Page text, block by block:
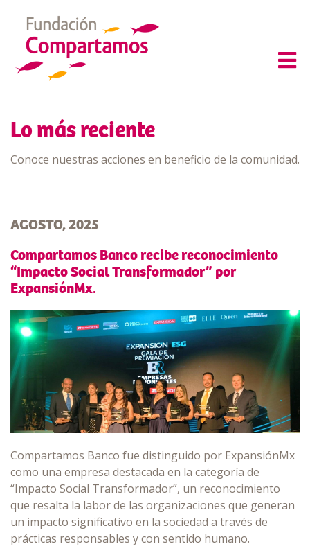
Lo más reciente
Conoce nuestras acciones en beneficio de la comunidad.
AGOSTO, 2025
Compartamos Banco recibe reconocimiento
“Impacto Social Transformador” por
ExpansiónMx.
Compartamos Banco fue distinguido por ExpansiónMx
como una empresa destacada en la categoría de
“Impacto Social Transformador”, un reconocimiento
que resalta la labor de las organizaciones que generan
un impacto significativo en la sociedad a través de
prácticas responsables y con sentido humano.